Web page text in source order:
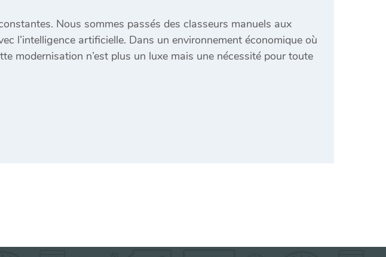
Nous sommes passés des classeurs manuels aux
l’intelligence artificielle. Dans un environnement économique où
modernisation n’est plus un luxe mais une nécessité pour toute